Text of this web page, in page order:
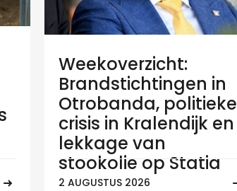
Weekoverzicht:
Brandstichtingen in
Otrobanda, politieke
crisis in Kralendijk en
lekkage van
stookolie op Statia
2 AUGUSTUS 2026